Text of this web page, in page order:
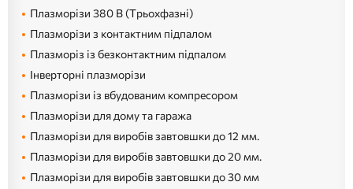
Плазморізи 380 В (Трьохфазні)
Плазморізи з контактним підпалом
Плазморіз із безконтактним підпалом
Інверторні плазморізи
Плазморізи із вбудованим компресором
Плазморізи для дому та гаража
Плазморізи для виробів завтовшки до 12 мм.
Плазморізи для виробів завтовшки до 20 мм.
Плазморізи для виробів завтовшки до 30 мм